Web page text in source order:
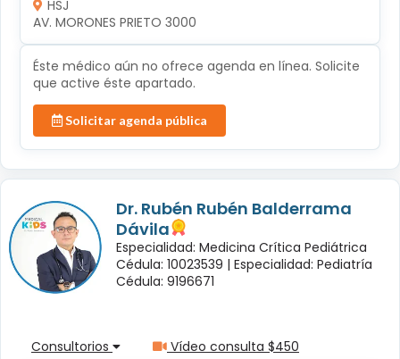
HSJ
AV. MORONES PRIETO 3000
Éste médico aún no ofrece agenda en línea. Solicite
que active éste apartado.
Solicitar agenda pública
Dr. Rubén Rubén Balderrama
Dávila
Especialidad: Medicina Crítica Pediátrica
Cédula: 10023539 | Especialidad: Pediatría
Cédula: 9196671
Consultorios Vídeo consulta $450